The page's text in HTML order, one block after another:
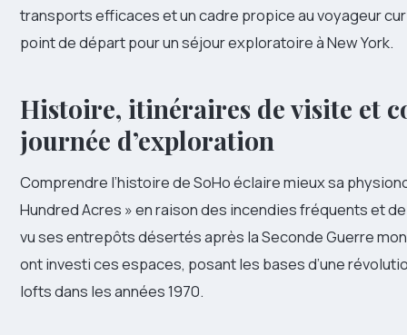
transports efficaces et un cadre propice au voyageur
point de départ pour un séjour exploratoire à New York.
Histoire, itinéraires de visite et
journée d’exploration
Comprendre l’histoire de SoHo éclaire mieux sa
Hundred Acres » en raison des incendies fréquents et
vu ses entrepôts désertés après la Seconde Guerre
ont investi ces espaces, posant les bases d’une
lofts dans les années 1970.